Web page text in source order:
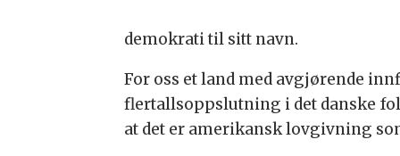
demokrati til sitt navn.
For oss et land med avgjørende
flertallsoppslutning i det danske
at det er amerikansk lovgivning